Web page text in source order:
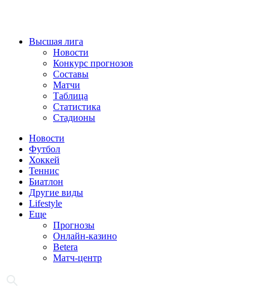
Высшая лига
Новости
Конкурс прогнозов
Составы
Матчи
Таблица
Статистика
Стадионы
Новости
Футбол
Хоккей
Теннис
Биатлон
Другие виды
Lifestyle
Еще
Прогнозы
Онлайн-казино
Betera
Матч-центр